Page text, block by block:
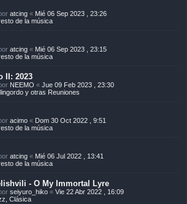
atcing « Mié 06 Sep 2023 , 23:26
de la música
atcing « Mié 06 Sep 2023 , 23:15
de la música
II: 2023
NEEMO « Jue 09 Feb 2023 , 23:30
y otras Reuniones
acimo « Dom 30 Oct 2022 , 9:51
de la música
atcing « Mié 06 Jul 2022 , 13:41
de la música
- O My Immortal Lyre
seiyuro_hiko « Vie 22 Abr 2022 , 16:09
Clásica